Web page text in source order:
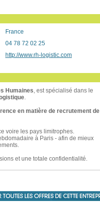
France
04 78 72 02 25
http://www.rh-logistic.com
Humaines, est spécialisé dans le
.
en matière de recrutement de
voire les pays limitrophes.
à Paris - afin de mieux
et une totale confidentialité.